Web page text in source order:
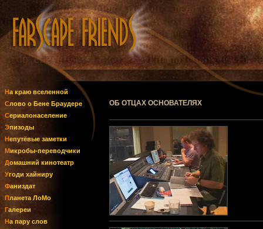
На краю вселенной
Слово о Бене Браудере
Сериалонаселение
Эпизоды
Непутёвые заметки
Микробы-переводчики
Домашний кинотеатр
Угоди хайниру
Фаниздат
Планета ЛоМо
Галереи
На пару слов
ОБ ОТЦАХ ОСНОВАТЕЛЯХ